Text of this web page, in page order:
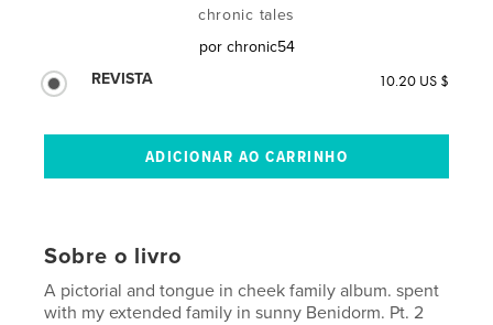
chronic tales
por chronic54
REVISTA
10.20 US $
Sobre o livro
A pictorial and tongue in cheek family album. spent
with my extended family in sunny Benidorm. Pt. 2